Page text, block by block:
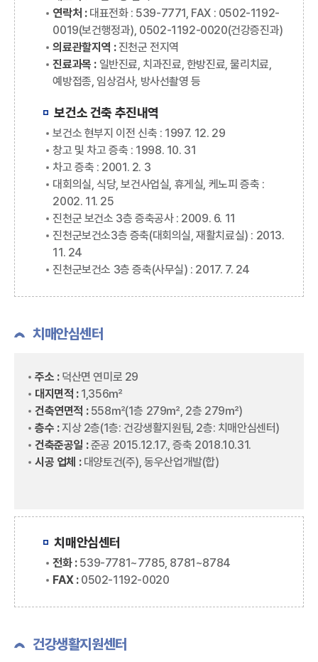
연락처 : 대표전화 : 539-7771, FAX : 0502-1192-
0019(보건행정과), 0502-1192-0020(건강증진과)
의료관할지역 : 진천군 전지역
진료과목 : 일반진료, 치과진료, 한방진료, 물리치료,
예방접종, 임상검사, 방사선촬영 등
보건소 건축 추진내역
보건소 현부지 이전 신축 : 1997. 12. 29
창고 및 차고 증축 : 1998. 10. 31
차고 증축 : 2001. 2. 3
대회의실, 식당, 보건사업실, 휴게실, 케노피 증축 :
2002. 11. 25
진천군 보건소 3층 증축공사 : 2009. 6. 11
진천군보건소3층 증축(대회의실, 재활치료실) : 2013.
11. 24
진천군보건소 3층 증축(사무실) : 2017. 7. 24
치매안심센터
주소 : 덕산면 연미로 29
대지면적 : 1,356㎡
건축연면적 : 558㎡(1층 279㎡, 2층 279㎡)
층수 :지상 2층(1층: 건강생활지원팀, 2층: 치매안심센터)
건축준공일 :준공 2015.12.17., 증축 2018.10.31.
시공 업체 : 대양토건(주), 동우산업개발(합)
치매안심센터
전화 : 539-7781~7785, 8781~8784
FAX : 0502-1192-0020
건강생활지원센터